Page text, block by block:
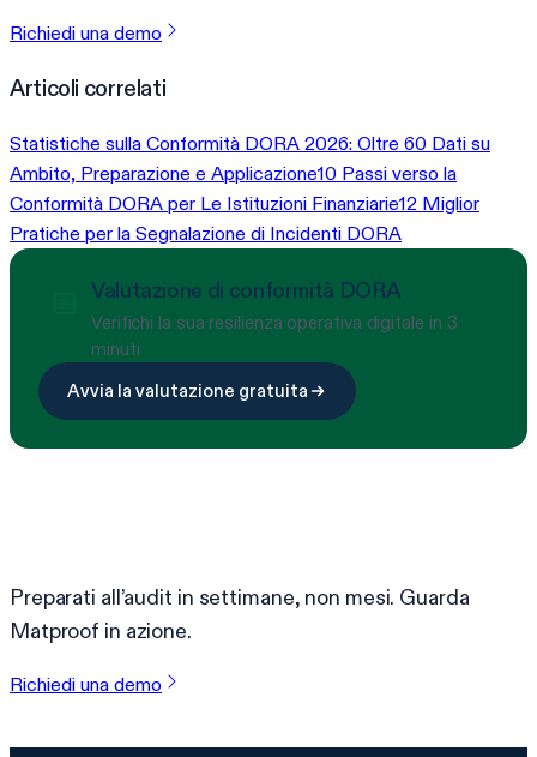
Richiedi una demo
Articoli correlati
Statistiche sulla Conformità DORA 2026: Oltre 60 Dati su
Ambito, Preparazione e Applicazione10 Passi verso la
Conformità DORA per Le Istituzioni Finanziarie12 Miglior
Pratiche per la Segnalazione di Incidenti DORA
Valutazione di conformità DORA
Verifichi la sua resilienza operativa digitale in 3
minuti
Avvia la valutazione gratuita
Preparati all’audit in settimane, non mesi. Guarda
Matproof in azione.
Richiedi una demo